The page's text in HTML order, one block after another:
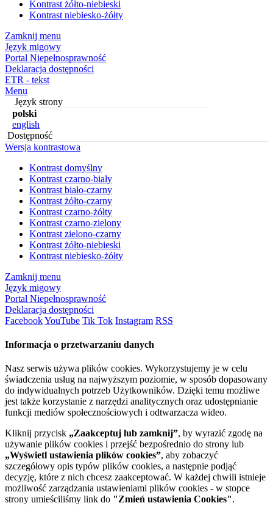
Kontrast żółto-niebieski
Kontrast niebiesko-żółty
Zamknij menu
Język migowy
Portal Niepełnosprawność
Deklaracja dostępności
ETR - tekst
Menu
Język strony
polski
english
Dostępność
Wersja kontrastowa
Kontrast domyślny
Kontrast czarno-biały
Kontrast biało-czarny
Kontrast żółto-czarny
Kontrast czarno-żółty
Kontrast czarno-zielony
Kontrast zielono-czarny
Kontrast żółto-niebieski
Kontrast niebiesko-żółty
Zamknij menu
Język migowy
Portal Niepełnosprawność
Deklaracja dostępności
FacebookYouTube Tik Tok Instagram RSS
Informacja o przetwarzaniu danych
Nasz serwis używa plików cookies. Wykorzystujemy je w celu
świadczenia usług na najwyższym poziomie, w sposób dopasowany
do indywidualnych potrzeb Użytkowników. Dzięki temu możliwe
jest także korzystanie z narzędzi analitycznych oraz udostępnianie
funkcji mediów społecznościowych i odtwarzacza wideo.
Kliknij przycisk „Zaakceptuj lub zamknij”, by wyrazić zgodę na
używanie plików cookies i przejść bezpośrednio do strony lub
„Wyświetl ustawienia plików cookies”, aby zobaczyć
szczegółowy opis typów plików cookies, a następnie podjąć
decyzję, które z nich chcesz zaakceptować. W każdej chwili istnieje
możliwość zarządzania ustawieniami plików cookies - w stopce
strony umieściliśmy link do "Zmień ustawienia Cookies".